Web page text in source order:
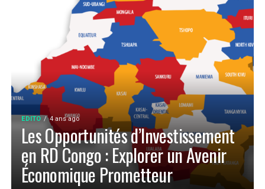
EDITO 4 ans ago
Les Opportunités d’Investissement
en RD Congo : Explorer un Avenir
Économique Prometteur